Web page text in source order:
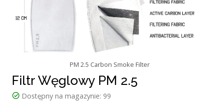
PM 2.5 Carbon Smoke Filter
Filtr Węglowy PM 2.5
Dostępny na magazynie: 99